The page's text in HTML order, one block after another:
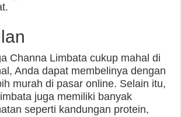
Channa Limbata cukup mahal di
Anda dapat membelinya dengan
murah di pasar online. Selain itu,
juga memiliki banyak
seperti kandungan protein,